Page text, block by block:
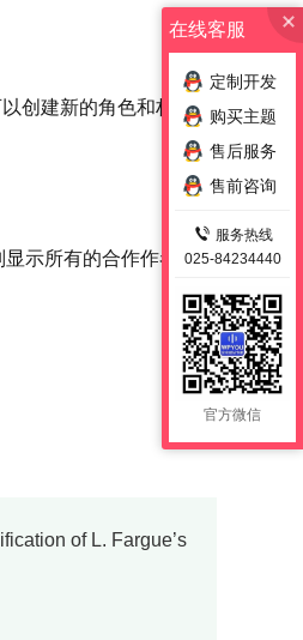
创建新的角色和权限。
示所有的合作作者。这
of L. Fargue’s
在线客服
定制开发
购买主题
售后服务
售前咨询
服务热线
025-84234440
官方微信